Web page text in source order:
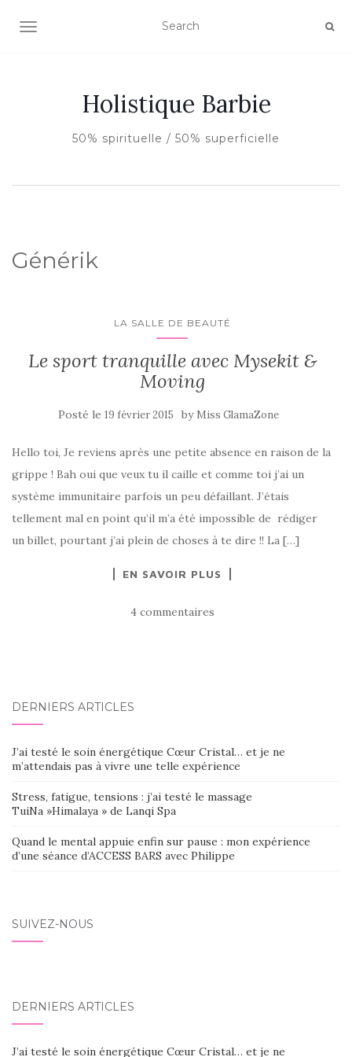
AFFICHER/MASQUER LA NAVIGATION
Holistique Barbie
50% spirituelle / 50% superficielle
Générik
LA SALLE DE BEAUTÉ
Le sport tranquille avec Mysekit &
Moving
Posté le 19 février 2015 by Miss GlamaZone
Hello toi, Je reviens après une petite absence en raison de la
grippe ! Bah oui que veux tu il caille et comme toi j’ai un
système immunitaire parfois un peu défaillant. J’étais
tellement mal en point qu’il m’a été impossible de rédiger
un billet, pourtant j’ai plein de choses à te dire !! La […]
EN SAVOIR PLUS
4 commentaires
DERNIERS ARTICLES
J’ai testé le soin énergétique Cœur Cristal… et je ne
m’attendais pas à vivre une telle expérience
Stress, fatigue, tensions : j’ai testé le massage
TuiNa »Himalaya » de Lanqi Spa
Quand le mental appuie enfin sur pause : mon expérience
d’une séance d’ACCESS BARS avec Philippe
SUIVEZ-NOUS
DERNIERS ARTICLES
J’ai testé le soin énergétique Cœur Cristal… et je ne